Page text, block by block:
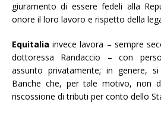
giuramento di essere fedeli alla
onore il loro lavoro e rispetto della
Equitaliainvece lavora – sempre
dottoressa Randaccio – con
assunto privatamente; in genere,
Banche che, per tale motivo, non
riscossione di tributi per conto dello